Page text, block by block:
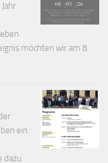
möchten wir am 8.
ein.
dazu